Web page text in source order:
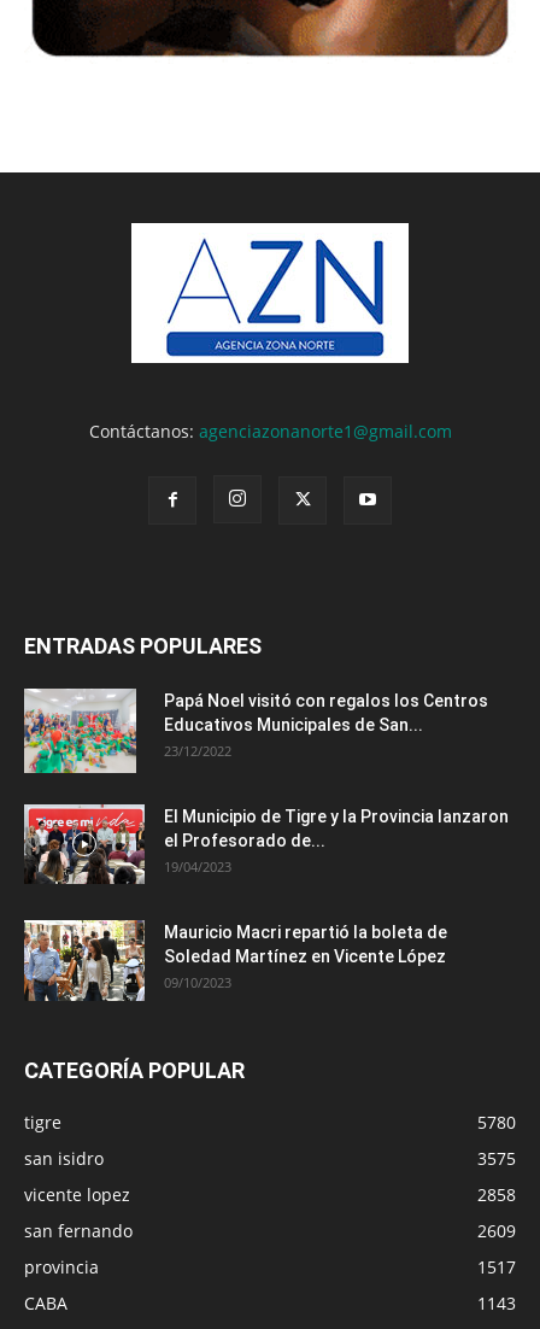
Contáctanos: agenciazonanorte1@gmail.com
ENTRADAS POPULARES
Papá Noel visitó con regalos los Centros
Educativos Municipales de San...
23/12/2022
El Municipio de Tigre y la Provincia lanzaron
el Profesorado de...
19/04/2023
Mauricio Macri repartió la boleta de
Soledad Martínez en Vicente López
09/10/2023
CATEGORÍA POPULAR
tigre
5780
san isidro
3575
vicente lopez
2858
san fernando
2609
provincia
1517
CABA
1143